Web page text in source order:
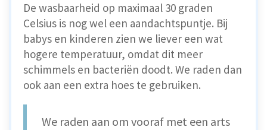
De wasbaarheid op maximaal 30 graden
Celsius is nog wel een aandachtspuntje. Bij
babys en kinderen zien we liever een wat
hogere temperatuur, omdat dit meer
schimmels en bacteriën doodt. We raden dan
ook aan een extra hoes te gebruiken.
We raden aan om vooraf met een arts